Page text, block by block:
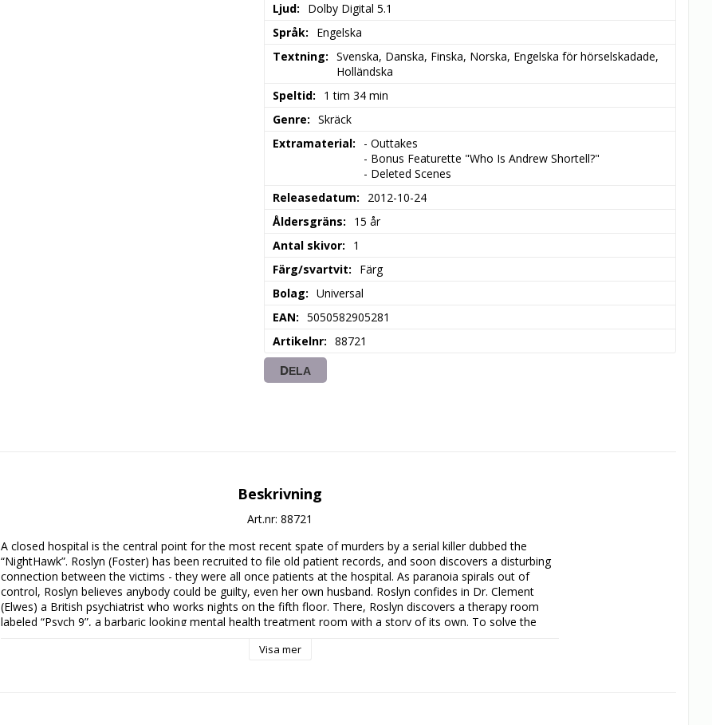
Ljud
Dolby Digital 5.1
Språk
Engelska
Textning
Svenska, Danska, Finska, Norska, Engelska för hörselskadade,
Holländska
Speltid
1 tim 34 min
Genre
Skräck
Extramaterial
- Outtakes
- Bonus Featurette "Who Is Andrew Shortell?"
- Deleted Scenes
Releasedatum
2012-10-24
Åldersgräns
15 år
Antal skivor
1
Färg/svartvit
Färg
Bolag
Universal
EAN
5050582905281
Artikelnr
88721
DELA
Beskrivning
Art.nr: 88721
A closed hospital is the central point for the most recent spate of murders by a serial killer dubbed the
“NightHawk”. Roslyn (Foster) has been recruited to file old patient records, and soon discovers a disturbing
connection between the victims - they were all once patients at the hospital. As paranoia spirals out of
control, Roslyn believes anybody could be guilty, even her own husband. Roslyn confides in Dr. Clement
(Elwes) a British psychiatrist who works nights on the fifth floor. There, Roslyn discovers a therapy room
labeled “Psych 9”, a barbaric looking mental health treatment room with a story of its own. To solve the
the shocking secret that lies buried deep within Psych 9.
Visa mer